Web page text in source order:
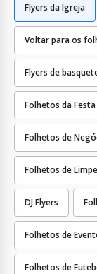
Voltar para os
Flyers de
Folhetos da
Folhetos de
Flyers da Igreja
Folhetos de
DJ Flyers
Folhetos de
Folhetos de